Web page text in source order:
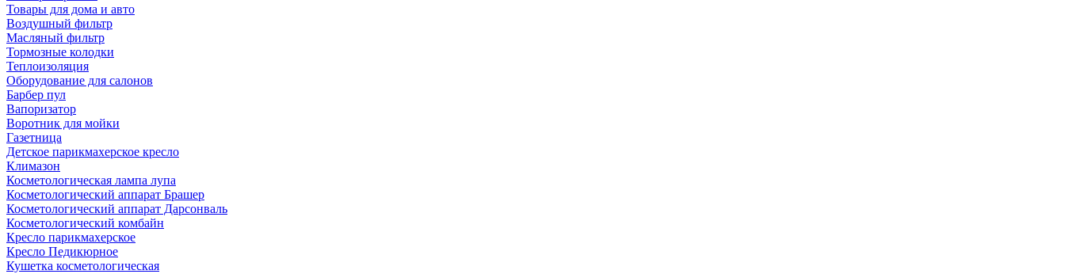
Товары для дома и авто
Воздушный фильтр
Масляный фильтр
Тормозные колодки
Теплоизоляция
Оборудование для салонов
Барбер пул
Вапоризатор
Воротник для мойки
Газетница
Детское парикмахерское кресло
Климазон
Косметологическая лампа лупа
Косметологический аппарат Брашер
Косметологический аппарат Дарсонваль
Косметологический комбайн
Кресло парикмахерское
Кресло Педикюрное
Кушетка косметологическая